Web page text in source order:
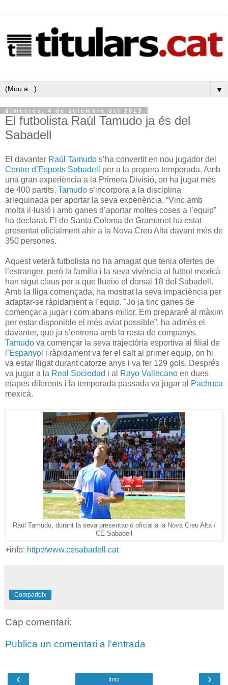
▼
dimecres, 4 de setembre del 2013
El futbolista Raúl Tamudo ja és del
Sabadell
El davanter Raúl Tamudo s’ha convertit en nou jugador del
Centre d’Esports Sabadell
per a la propera temporada. Amb
una gran experiència a la Primera Divisió, on ha jugat més
de 400 partits, Tamudo s’incorpora a la disciplina
arlequinada per aportar la seva experiència. “Vinc amb
molta il·lusió i amb ganes d’aportar moltes coses a l’equip”
ha declarat. El de Santa Coloma de Gramanet ha estat
presentat oficialment ahir a la Nova Creu Alta davant més de
350 persones.
Aquest veterà futbolista no ha amagat que tenia ofertes de
l’estranger, però la família i la seva vivència al futbol mexicà
han sigut claus per a que llueixi el dorsal 18 del Sabadell.
Amb la lliga començada, ha mostrat la seva impaciència per
adaptar-se ràpidament a l’equip. "Jo ja tinc ganes de
començar a jugar i com abans millor. Em prepararé al màxim
per estar disponible el més aviat possible”, ha admès el
davanter, que ja s’entrena amb la resta de companys.
Tamudo va començar la seva trajectòria esportiva al filial de
l’Espanyol i ràpidament va fer el salt al primer equip, on hi
va estar lligat durant catorze anys i va fer 129 gols. Després
va jugar a la Real Sociedad i al Rayo Vallecano en dues
etapes diferents i la temporada passada va jugar al
Pachuca
mexicà.
Raúl Tamudo, durant la seva presentació oficial a la Nova Creu Alta /
CE Sabadell
+info: http://www.cesabadell.cat
Comparteix
Cap comentari:
Publica un comentari a l'entrada
‹ ›
Inici